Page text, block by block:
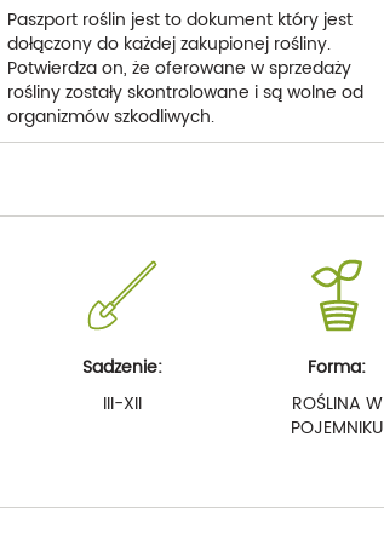
Paszport roślin jest to dokument który jest
dołączony do każdej zakupionej rośliny.
Potwierdza on, że oferowane w sprzedaży
rośliny zostały skontrolowane i są wolne od
organizmów szkodliwych.
Sadzenie:
III-XII
Forma:
ROŚLINA W
POJEMNIKU